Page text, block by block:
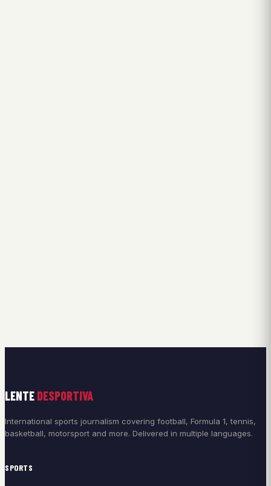
LENTE DESPORTIVA
International sports journalism covering football, Formula 1, tennis,
basketball, motorsport and more. Delivered in multiple languages.
SPORTS